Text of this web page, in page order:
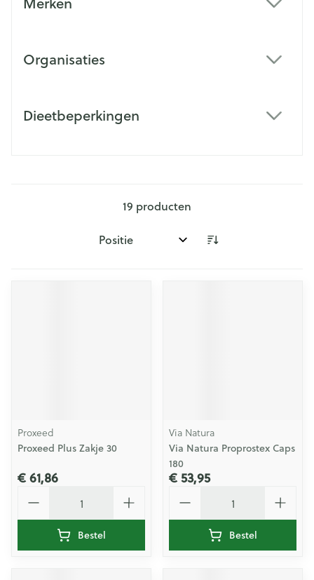
Organisaties
Dieetbeperkingen
19 producten
Sorteer op:
Proxeed
Proxeed Plus Zakje 30
€ 61,86
Bestel
Via Natura
Via Natura Proprostex Caps
180
€ 53,95
Bestel